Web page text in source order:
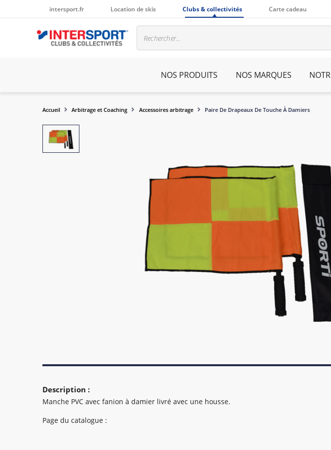
intersport.fr Location de skis Clubs & collectivités Carte cadeau
NOS PRODUITS NOS MARQUES
Accueil Arbitrage et Coaching Accessoires arbitrage Paire De Drapeaux De Touche À Damiers
Description :
Manche PVC avec fanion à damier livré avec une housse.
Page du catalogue :